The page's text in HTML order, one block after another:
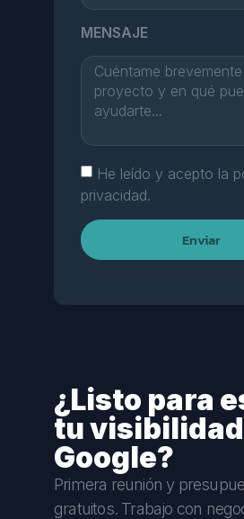
MENSAJE
He leído y acepto la
privacidad.
Enviar
¿Listo para
tu
Google?
Primera reunión y
gratuitos. Trabajo con